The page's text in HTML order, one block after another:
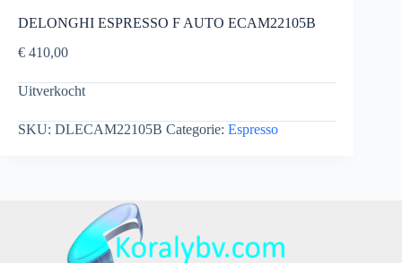
DELONGHI ESPRESSO F AUTO ECAM22105B
€ 410,00
Uitverkocht
SKU: DLECAM22105B Categorie: Espresso